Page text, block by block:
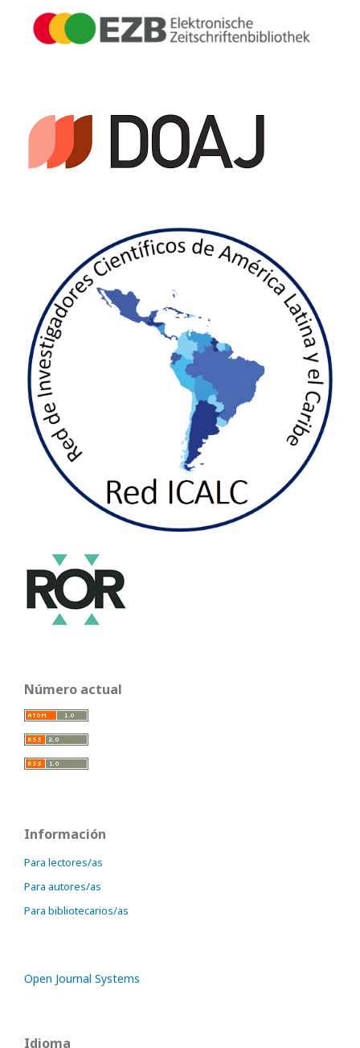
Número actual
Información
Para lectores/as
Para autores/as
Para bibliotecarios/as
Open Journal Systems
Idioma